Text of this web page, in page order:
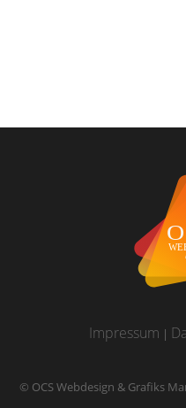
Impressum |
© OCS Webdesign & Grafiks